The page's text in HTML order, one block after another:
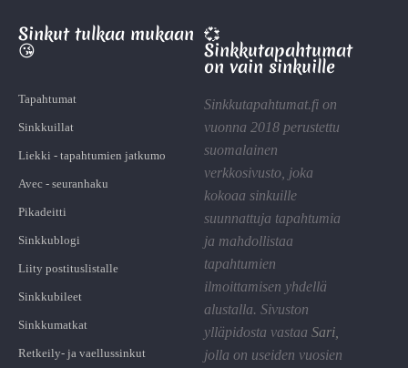
Sinkut tulkaa mukaan
😘
Tapahtumat
Sinkkuillat
Liekki - tapahtumien jatkumo
Avec - seuranhaku
Pikadeitti
Sinkkublogi
Liity postituslistalle
Sinkkubileet
Sinkkumatkat
Retkeily- ja vaellussinkut
💞
Sinkkutapahtumat
on vain sinkuille
Sinkkutapahtumat.fi on
vuonna 2018 perustettu
suomalainen
verkkosivusto, joka
kokoaa sinkuille
suunnattuja tapahtumia
ja mahdollistaa
tapahtumien
ilmoittamisen yhdellä
alustalla. Sivuston
ylläpidosta vastaa Sari
jolla on useiden vuosien